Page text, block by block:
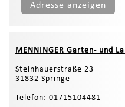
Adresse anzeigen
MENNINGER Garten- und
Steinhauerstraße 23
31832 Springe
Telefon: 01715104481